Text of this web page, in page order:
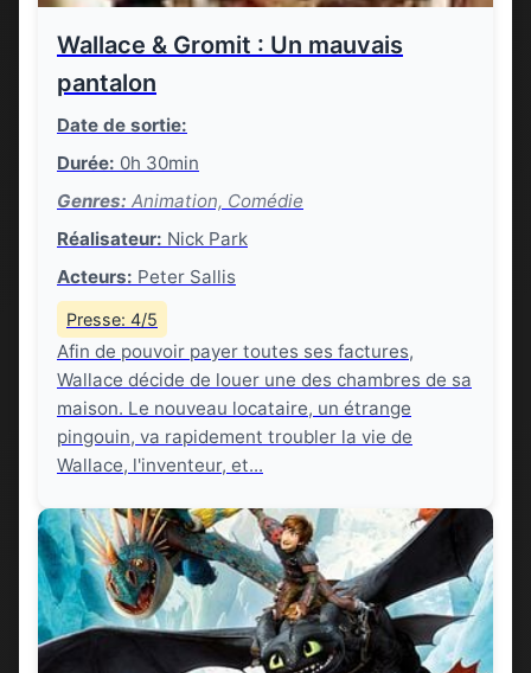
Wallace & Gromit : Un mauvais
pantalon
Date de sortie:
Durée: 0h 30min
Genres: Animation, Comédie
Réalisateur: Nick Park
Acteurs: Peter Sallis
Presse: 4/5
Afin de pouvoir payer toutes ses factures,
Wallace décide de louer une des chambres de sa
maison. Le nouveau locataire, un étrange
pingouin, va rapidement troubler la vie de
Wallace, l'inventeur, et...